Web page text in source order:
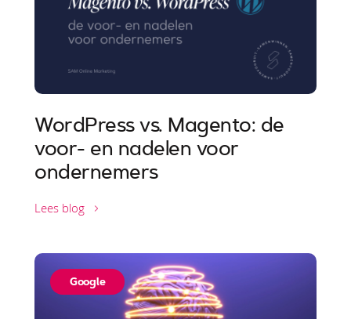
WordPress vs. Magento: de
voor- en nadelen voor
ondernemers
Lees blog
Google